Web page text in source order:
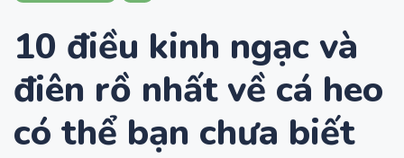
10 điều kinh ngạc và
điên rồ nhất về cá heo
có thể bạn chưa biết